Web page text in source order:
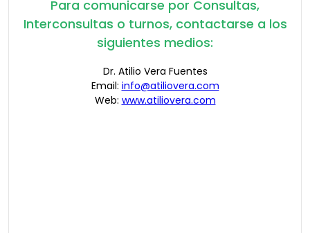
Para comunicarse por Consultas,
Interconsultas o turnos, contactarse a los
siguientes medios:
Dr. Atilio Vera Fuentes
Email: info@atiliovera.com
Web: www.atiliovera.com